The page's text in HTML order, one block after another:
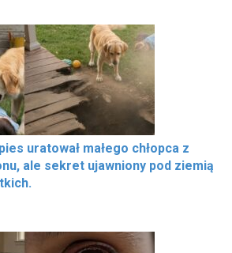
uratował małego chłopca z
ale sekret ujawniony pod ziemią